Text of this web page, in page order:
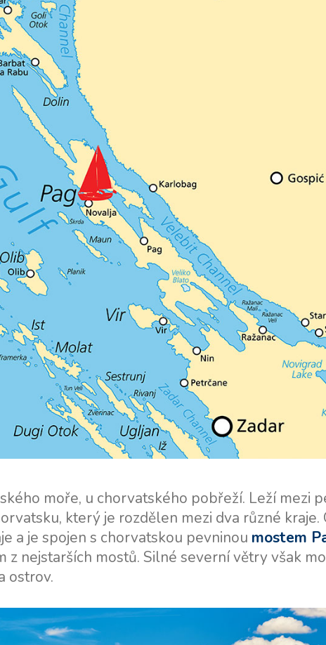
moře, u chorvatského pobřeží. Leží mezi
který je rozdělen mezi dva různé kraje.
a je spojen s chorvatskou pevninou mostem
z nejstarších mostů. Silné severní větry však
ostrov.
Služby
Pronájem jachty bez
posádky
Pronájem jachty s
kapitánem
Luxusní pronájem jachet s
Flotilový pronájem jachet
Valovie - Dálkový asistent
plavby
Katamarány Bali k
pronájmu
Destinace
Zadar Plavební Oblast
Biograd na Moru
Šibenik Plachetní Region
Vodice
Rogoznica
Plavební oblast Dubrovník
Istrijská plavební oblast
Plavební oblast Kvarner